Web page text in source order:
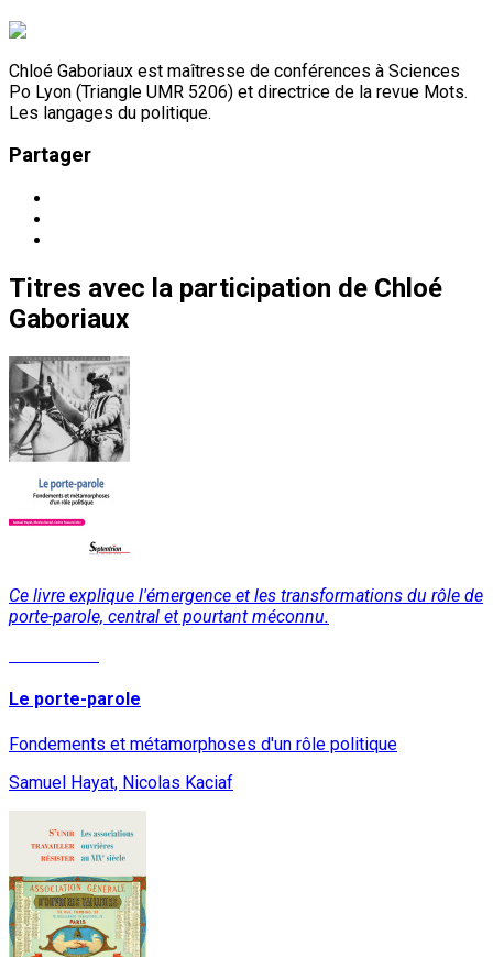
Chloé Gaboriaux est maîtresse de conférences à Sciences
Po Lyon (Triangle UMR 5206) et directrice de la revue Mots.
Les langages du politique.
Partager
Titres avec la participation de Chloé
Gaboriaux
Ce livre explique l'émergence et les transformations du rôle de
porte-parole, central et pourtant méconnu.
Le porte-parole
Fondements et métamorphoses d'un rôle politique
Samuel Hayat, Nicolas Kaciaf